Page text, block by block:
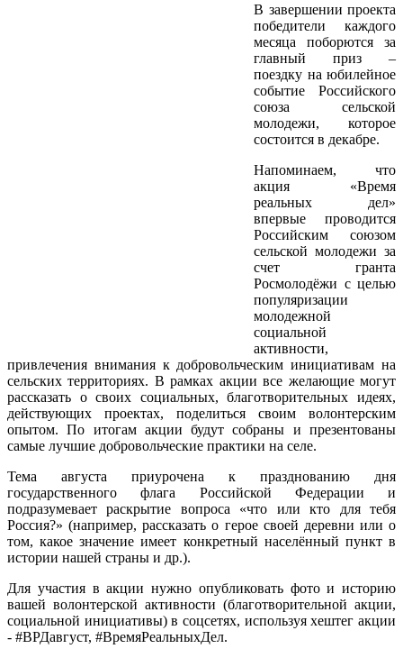
В завершении проекта
победители каждого
месяца поборются за
главный приз –
поездку на юбилейное
событие Российского
союза сельской
молодежи, которое
состоится в декабре.
Напоминаем, что
акция «Время
реальных дел»
впервые проводится
Российским союзом
сельской молодежи за
счет гранта
Росмолодёжи с целью
популяризации
молодежной
социальной
активности,
привлечения внимания к добровольческим инициативам на
сельских территориях. В рамках акции все желающие могут
рассказать о своих социальных, благотворительных идеях,
действующих проектах, поделиться своим волонтерским
опытом. По итогам акции будут собраны и презентованы
самые лучшие добровольческие практики на селе.
Тема августа приурочена к празднованию дня
государственного флага Российской Федерации и
подразумевает раскрытие вопроса «что или кто для тебя
Россия?» (например, рассказать о герое своей деревни или о
том, какое значение имеет конкретный населённый пункт в
истории нашей страны и др.).
Для участия в акции нужно опубликовать фото и историю
вашей волонтерской активности (благотворительной акции,
социальной инициативы) в соцсетях, используя хештег акции
- #ВРДавгуст, #ВремяРеальныхДел.